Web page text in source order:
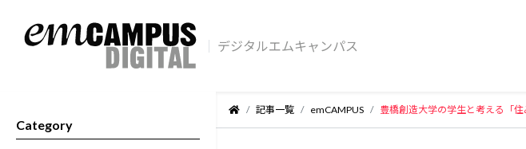
デジタルエムキャンパス
Category
記事一覧 emCAMPUS 豊橋創造大学の学生と考える「